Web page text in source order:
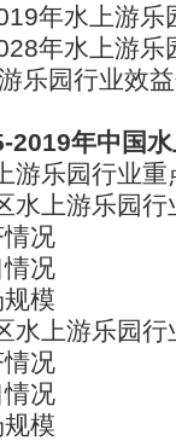
年水上游乐
年水上游乐
乐园行业效
2019年中国
游乐园行业
水上游乐园行
况
况
模
水上游乐园行
况
况
模